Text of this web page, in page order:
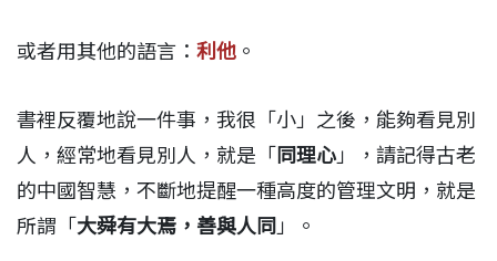
或者用其他的語言： 利他 。
書裡反覆地說一件事，我很「小」之後，能夠看見別
人，經常地看見別人，就是「同理心」，請記得古老
的中國智慧，不斷地提醒一種高度的管理文明，就是
所謂「大舜有大焉，善與人同 」。